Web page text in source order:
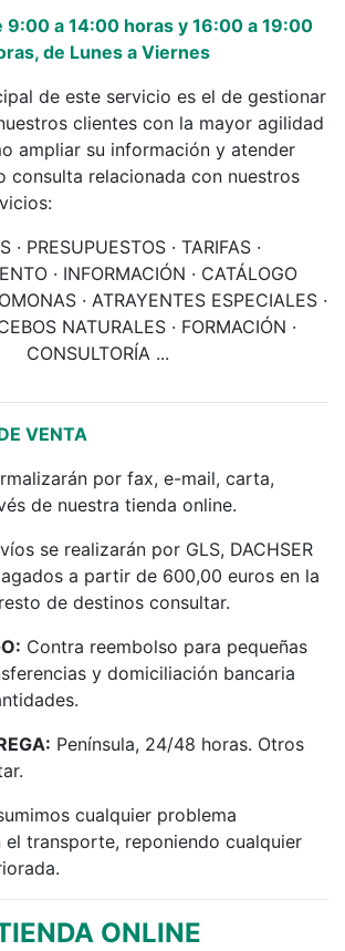
9:00 a 14:00 horas y 16:00 a 19:00
de Lunes a Viernes
de este servicio es el de gestionar
clientes con la mayor agilidad
ampliar su información y atender
consulta relacionada con nuestros
· PRESUPUESTOS · TARIFAS ·
· INFORMACIÓN · CATÁLOGO
· ATRAYENTES ESPECIALES ·
NATURALES · FORMACIÓN ·
CONSULTORÍA ...
VENTA
por fax, e-mail, carta,
de nuestra tienda online.
se realizarán por GLS, DACHSER
a partir de 600,00 euros en la
de destinos consultar.
Contra reembolso para pequeñas
y domiciliación bancaria
Península, 24/48 horas. Otros
cualquier problema
el transporte, reponiendo cualquier
ONLINE